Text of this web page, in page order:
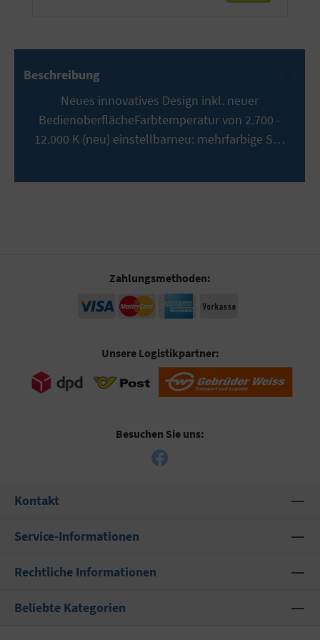
Beschreibung
Neues innovatives Design inkl. neuer
BedienoberflächeFarbtemperatur von 2.700 -
12.000 K (neu) einstellbarneu: mehrfarbige S…
Zahlungsmethoden:
Unsere Logistikpartner:
Besuchen Sie uns:
Kontakt
Service-Informationen
Rechtliche Informationen
Beliebte Kategorien